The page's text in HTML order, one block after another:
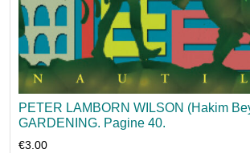
PETER LAMBORN WILSON (Hakim
GARDENING. Pagine 40.
€3.00